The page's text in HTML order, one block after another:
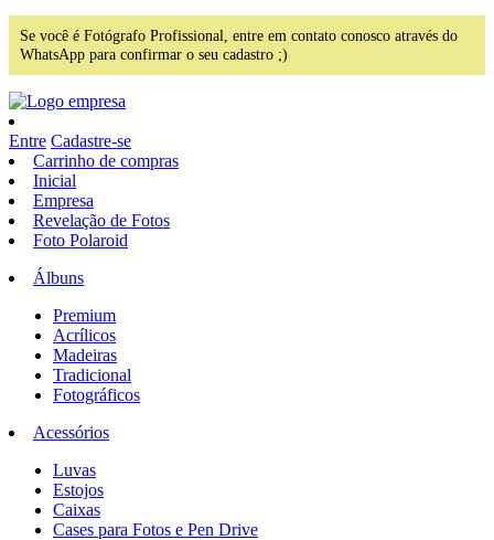
Se você é Fotógrafo Profissional, entre em contato conosco através do
WhatsApp para confirmar o seu cadastro ;)
Entre Cadastre-se
Carrinho de compras
Inicial
Empresa
Revelação de Fotos
Foto Polaroid
Álbuns
Premium
Acrílicos
Madeiras
Tradicional
Fotográficos
Acessórios
Luvas
Estojos
Caixas
Cases para Fotos e Pen Drive